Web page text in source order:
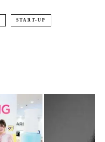
START-UP